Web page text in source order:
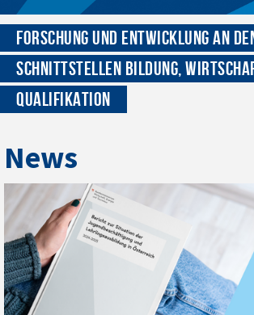
FORSCHUNG UND ENTWICKLUNG AN
SCHNITTSTELLEN BILDUNG,
QUALIFIKATION
News